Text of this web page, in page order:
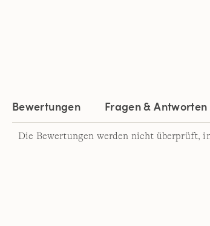
Bewertungen Fragen & Antworten
Die Bewertungen werden nicht überprüft,